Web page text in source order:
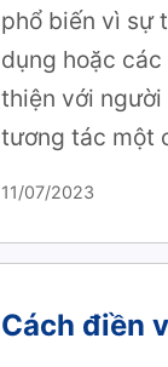
phổ biến vì sự
dụng hoặc
thiện với người
tương tác một
11/07/2023
Cách điền